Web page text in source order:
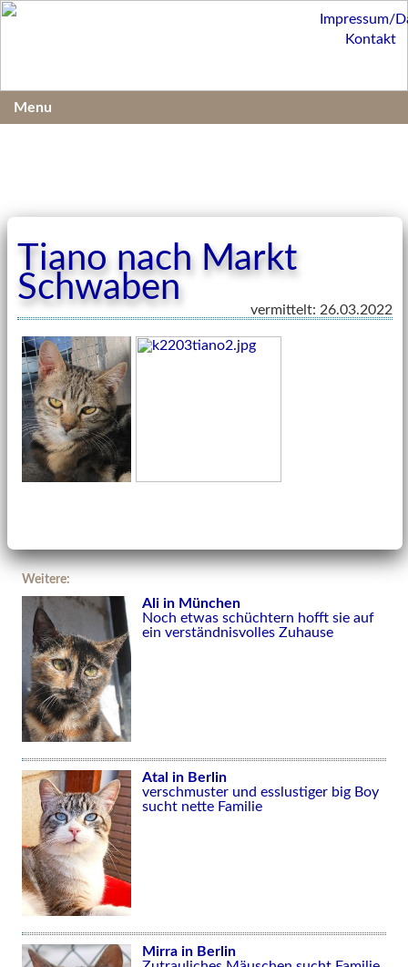
Tiano nach Markt
Schwaben
vermittelt: 26.03.2022
Weitere:
Ali in München
Noch etwas schüchtern hofft sie auf
ein verständnisvolles Zuhause
Atal in Berlin
verschmuster und esslustiger big Boy
sucht nette Familie
Mirra in Berlin
Impressum/
Kontakt
Menu